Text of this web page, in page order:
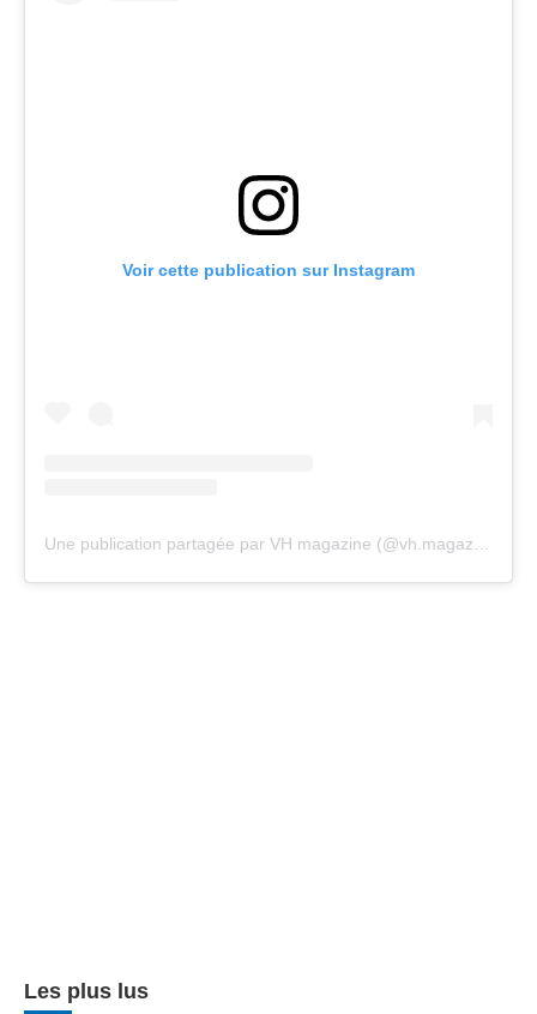
Voir cette publication sur Instagram
Une publication partagée par VH magazine (@vh.magazine)
Les plus lus